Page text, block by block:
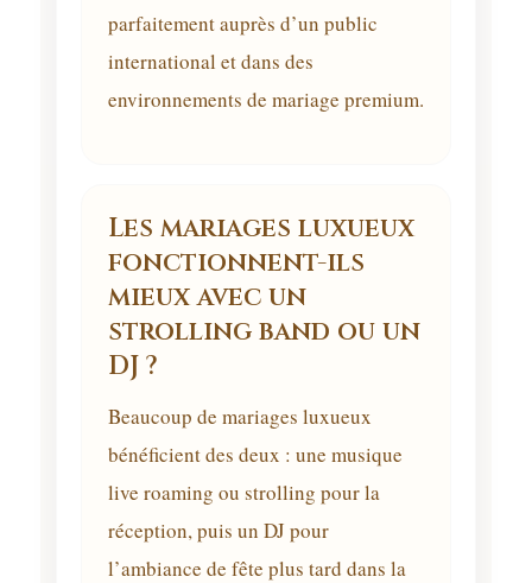
parfaitement auprès d’un public
international et dans des
environnements de mariage premium.
Les mariages luxueux
fonctionnent-ils
mieux avec un
strolling band ou un
DJ ?
Beaucoup de mariages luxueux
bénéficient des deux : une musique
live roaming ou strolling pour la
réception, puis un DJ pour
l’ambiance de fête plus tard dans la